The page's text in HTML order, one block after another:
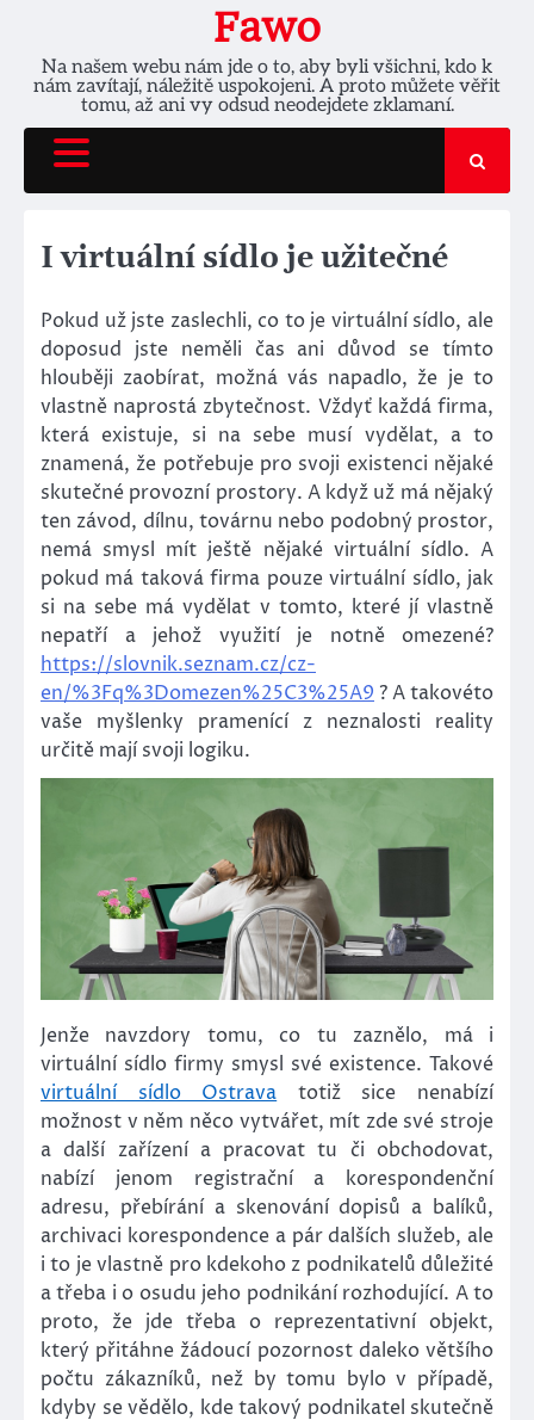
content
Fawo
Na našem webu nám jde o to, aby byli všichni, kdo k
nám zavítají, náležitě uspokojeni. A proto můžete věřit
tomu, až ani vy odsud neodejdete zklamaní.
I virtuální sídlo je užitečné
Pokud už jste zaslechli, co to je virtuální sídlo, ale
doposud jste neměli čas ani důvod se tímto
hlouběji zaobírat, možná vás napadlo, že je to
vlastně naprostá zbytečnost. Vždyť každá firma,
která existuje, si na sebe musí vydělat, a to
znamená, že potřebuje pro svoji existenci nějaké
skutečné provozní prostory. A když už má nějaký
ten závod, dílnu, továrnu nebo podobný prostor,
nemá smysl mít ještě nějaké virtuální sídlo. A
pokud má taková firma pouze virtuální sídlo, jak
si na sebe má vydělat v tomto, které jí vlastně
nepatří a jehož využití je notně omezené?
https://slovnik.seznam.cz/cz-
en/%3Fq%3Domezen%25C3%25A9 ? A takovéto
vaše myšlenky pramenící z neznalosti reality
určitě mají svoji logiku.
Jenže navzdory tomu, co tu zaznělo, má i
virtuální sídlo firmy smysl své existence. Takové
virtuální sídlo Ostrava totiž sice nenabízí
možnost v něm něco vytvářet, mít zde své stroje
a další zařízení a pracovat tu či obchodovat,
nabízí jenom registrační a korespondenční
adresu, přebírání a skenování dopisů a balíků,
archivaci korespondence a pár dalších služeb, ale
i to je vlastně pro kdekoho z podnikatelů důležité
a třeba i o osudu jeho podnikání rozhodující. A to
proto, že jde třeba o reprezentativní objekt,
který přitáhne žádoucí pozornost daleko většího
počtu zákazníků, než by tomu bylo v případě,
kdyby se vědělo, kde takový podnikatel skutečně